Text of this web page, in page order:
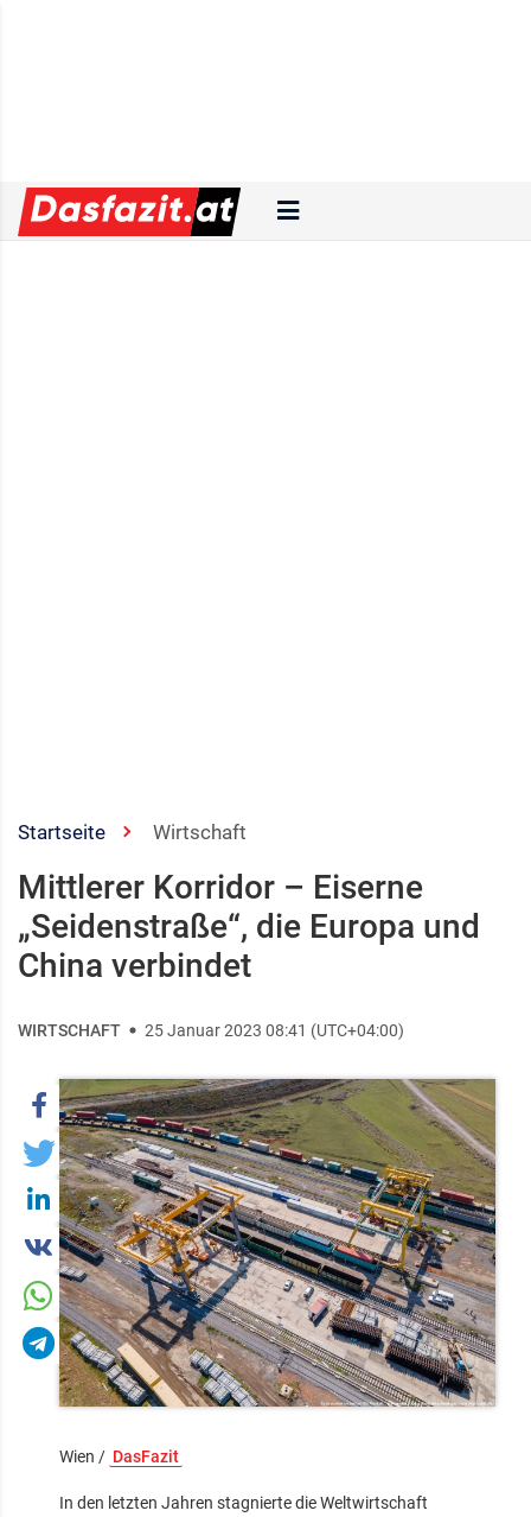
Startseite Wirtschaft
Mittlerer Korridor – Eiserne
„Seidenstraße“, die Europa und
China verbindet
WIRTSCHAFT 25 Januar 2023 08:41 (UTC+04:00)
Wien / DasFazit
In den letzten Jahren stagnierte die Weltwirtschaft